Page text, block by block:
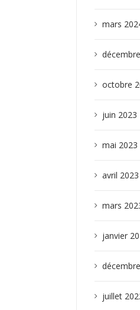
mars
octobre
juin 2023
mai 2023
avril 2023
mars
janvier
juillet